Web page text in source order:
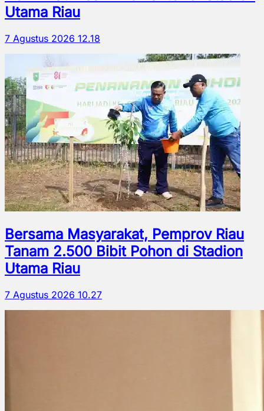
Utama Riau
7 Agustus 2026 12.18
Bersama Masyarakat, Pemprov Riau
Tanam 2.500 Bibit Pohon di Stadion
Utama Riau
7 Agustus 2026 10.27